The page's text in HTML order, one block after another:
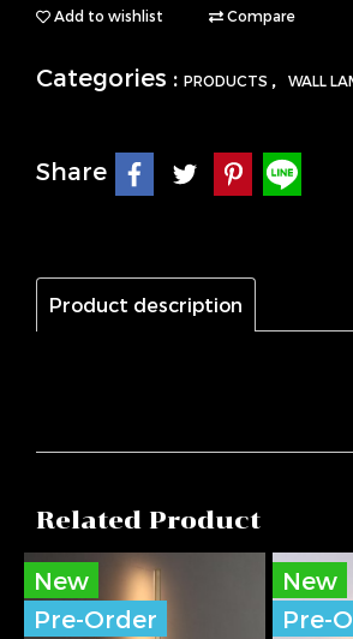
Add to wishlist Compare
Categories : PRODUCTS , WALL
Share
Product description
Related Product
New
Pre-Order
New
Pre-